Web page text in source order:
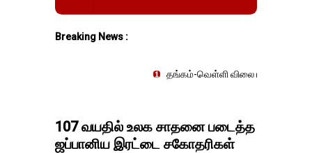
Breaking News :
தங்கம்-வெள்ளி விலை மாற்றமின்றிதொடர்கிறது..
107 வயதில் உலக சாதனை படைத்த
ஜப்பானிய இரட்டை சகோதரிகள்